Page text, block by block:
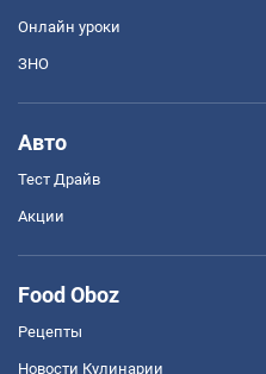
Онлайн уроки
ЗНО
Авто
Тест Драйв
Акции
Food Oboz
Рецепты
Новости Кулинарии